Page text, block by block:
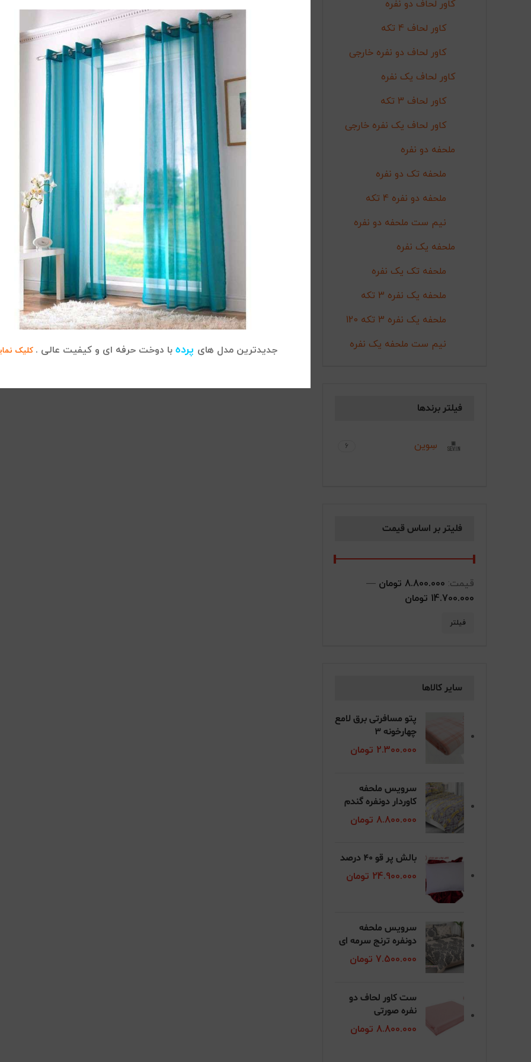
جدیدترین مدل های پرده با دوخت حرفه ای و کیفیت عالی . کلیک
کاور لحاف دو نفره
کاور لحاف 4 تکه
کاور لحاف دو نفره خارجی
کاور لحاف یک نفره
کاور لحاف 3 تکه
کاور لحاف یک نفره خارجی
ملحفه دو نفره
ملحفه تک دو نفره
ملحفه دو نفره 4 تکه
نیم ست ملحفه دو نفره
ملحفه یک نفره
ملحفه تک یک نفره
ملحفه یک نفره 3 تکه
ملحفه یک نفره 3 تکه 120
نیم ست ملحفه یک نفره
فیلتر برندها
سِوین 6
فلیتر بر اساس قیمت
حداکثر قیمت
فیلتر
قیمت: 8.800.000 تومان
—
14.700.000 تومان
سایر کالاها
پتو مسافرتی برق لامع
چهارخونه 3
2.300.000 تومان
سرویس ملحفه
کاوردار دونفره گندم
8.800.000 تومان
بالش پر قو 40 درصد
24.900.000 تومان
سرویس ملحفه
دونفره ترنج سرمه ای
7.500.000 تومان
ست کاور لحاف دو
نفره صورتی
8.800.000 تومان